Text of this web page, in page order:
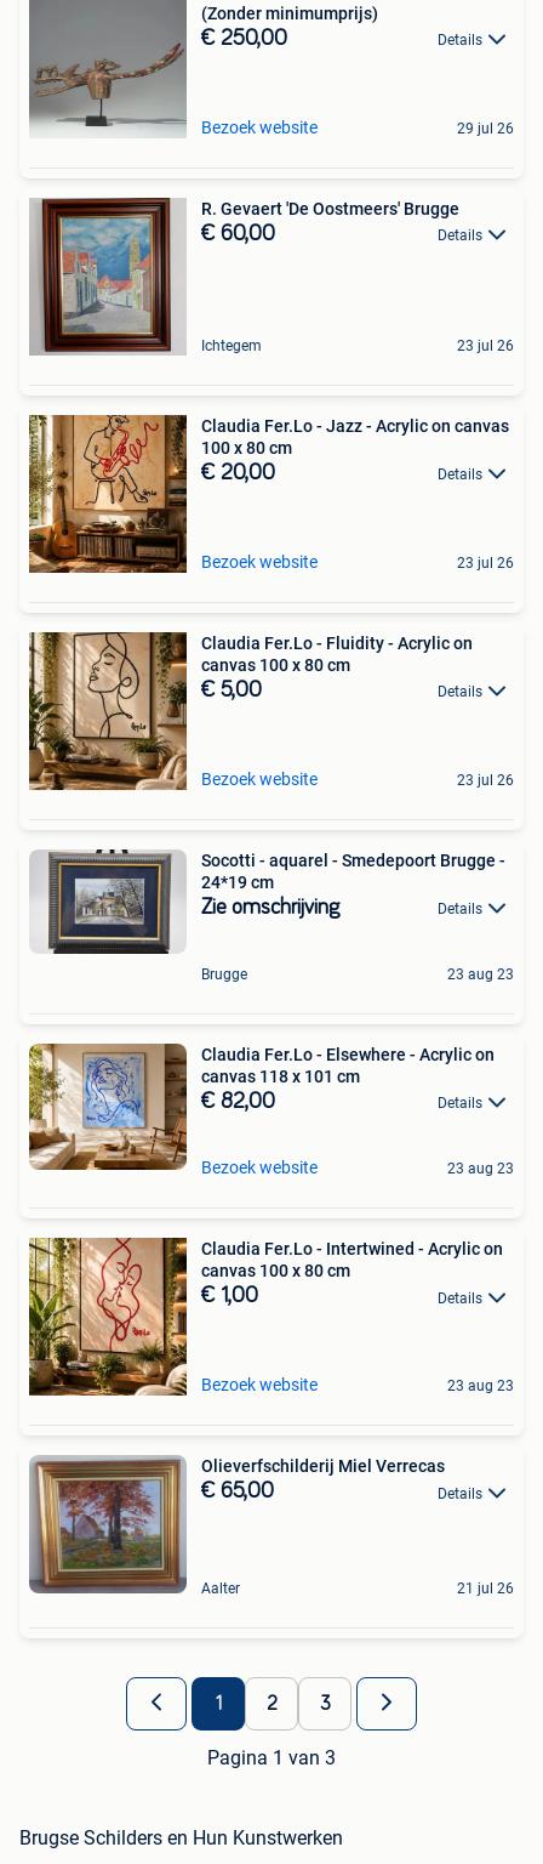
(Zonder minimumprijs)
€ 250,00 Details
Bezoek website 29 jul 26
R. Gevaert 'De Oostmeers' Brugge
€ 60,00 Details
Ichtegem 23 jul 26
Claudia Fer.Lo - Jazz - Acrylic on canvas
100 x 80 cm
€ 20,00 Details
Bezoek website 23 jul 26
Claudia Fer.Lo - Fluidity - Acrylic on
canvas 100 x 80 cm
€ 5,00 Details
Bezoek website 23 jul 26
Socotti - aquarel - Smedepoort Brugge -
24*19 cm
Zie omschrijving Details
Brugge 23 aug 23
Claudia Fer.Lo - Elsewhere - Acrylic on
canvas 118 x 101 cm
€ 82,00 Details
Bezoek website 23 aug 23
Claudia Fer.Lo - Intertwined - Acrylic on
canvas 100 x 80 cm
€ 1,00 Details
Bezoek website 23 aug 23
Olieverfschilderij Miel Verrecas
€ 65,00 Details
Aalter 21 jul 26
1 2 3
Pagina 1 van 3
Brugse Schilders en Hun Kunstwerken